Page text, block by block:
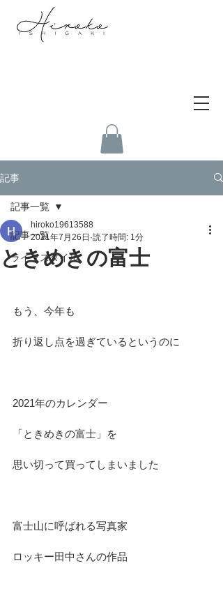
記事
記事一覧
ライフスタイル
記事一覧
ときめきの富士
hiroko19613588
2021年7月26日 読了時間: 1分
もう、今年も
折り返し点を過ぎているというのに
2021年のカレンダー
「ときめきの富士」を
思い切って買ってしまいました
富士山に呼ばれる写真家
ロッキー田中さんの作品